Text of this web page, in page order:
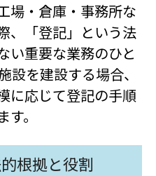
場・倉庫・事務所な
、「登記」という法
い重要な業務のひと
設を建設する場合、
に応じて登記の手順
。
根拠と役割